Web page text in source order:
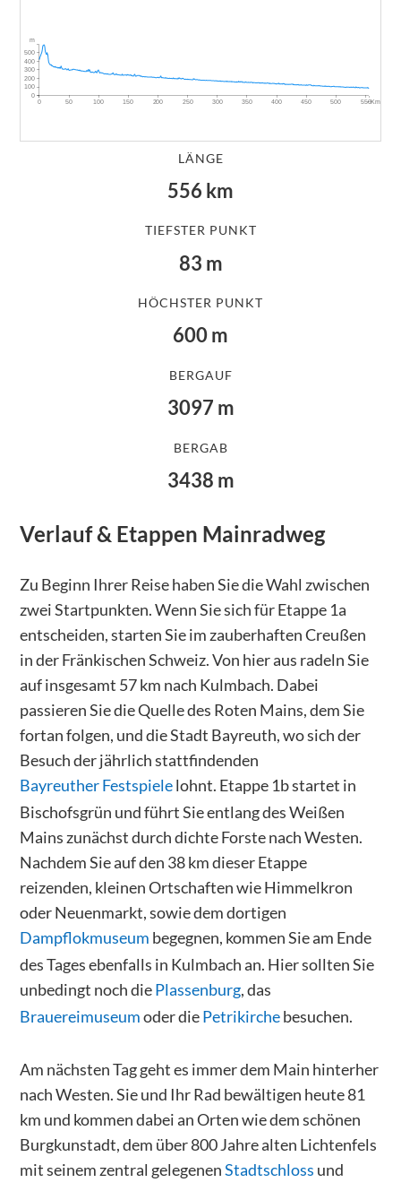
0 50 100 150 200 250 300 350 400 450 500 550~Km
0
100
200
300
400
500
m
LÄNGE
556 km
TIEFSTER PUNKT
83 m
HÖCHSTER PUNKT
600m
BERGAUF
3097 m
BERGAB
3438 m
Verlauf & Etappen Mainradweg
Zu Beginn Ihrer Reise haben Sie die Wahl zwischen
zwei Startpunkten. Wenn Sie sich für Etappe 1a
entscheiden, starten Sie im zauberhaften Creußen
in der Fränkischen Schweiz. Von hier aus radeln Sie
auf insgesamt 57 km nach Kulmbach. Dabei
passieren Sie die Quelle des Roten Mains, dem Sie
fortan folgen, und die Stadt Bayreuth, wo sich der
Besuch der jährlich stattfindenden
Bayreuther Festspielelohnt. Etappe 1b startet in
Bischofsgrün und führt Sie entlang des Weißen
Mains zunächst durch dichte Forste nach Westen.
Nachdem Sie auf den 38 km dieser Etappe
reizenden, kleinen Ortschaften wie Himmelkron
oder Neuenmarkt, sowie dem dortigen
Dampflokmuseum begegnen, kommen Sie am Ende
des Tages ebenfalls in Kulmbach an. Hier sollten Sie
unbedingt noch diePlassenburg, das
Brauereimuseumoder diePetrikirchebesuchen.
Am nächsten Tag geht es immer dem Main hinterher
nach Westen. Sie und Ihr Rad bewältigen heute 81
km und kommen dabei an Orten wie dem schönen
Burgkunstadt, dem über 800 Jahre alten Lichtenfels
mit seinem zentral gelegenenStadtschloss und